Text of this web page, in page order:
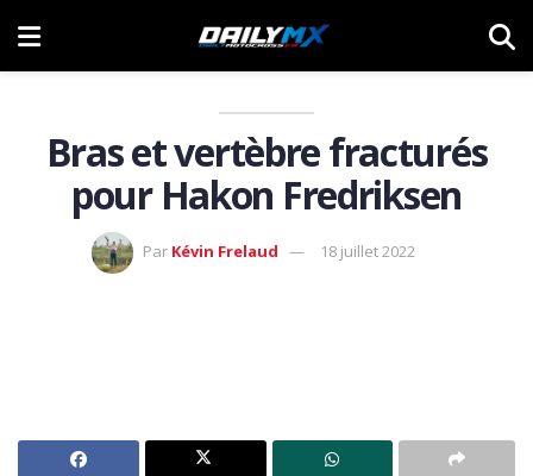
Bras et vertèbre fracturés
pour Hakon Fredriksen
Par Kévin Frelaud 18 juillet 2022